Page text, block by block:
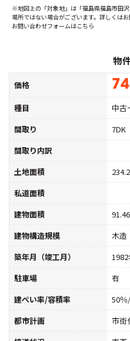
※地図上の「対象地」は「福島県福島市田
場所ではない場合がございます。詳しくはお
お問い合わせフォームはこちら
物
価格
種目
中古
間取り
7DK
間取り内訳
土地面積
私道面積
建物面積
建物構造規模
木
築年月（竣工月）
1982
駐車場
有
建ぺい率/容積率
50％
都市計画
市街